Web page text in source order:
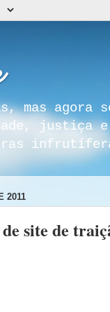
mas agora
justiça e
2011
site de